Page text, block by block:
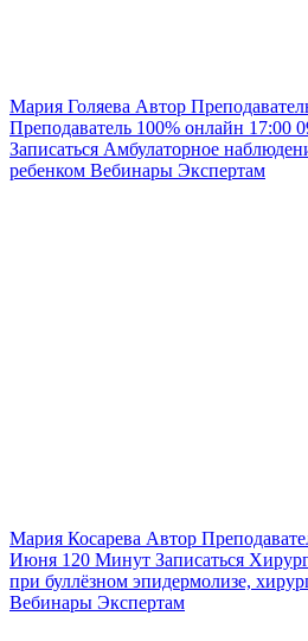
Мария Голяева Автор
Преподаватель 100% онлайн 17:00
Записаться Амбулаторное
ребенком Вебинары Экспертам
Мария Косарева Автор
Июня 120 Минут Записаться
при буллёзном эпидермолизе,
Вебинары Экспертам